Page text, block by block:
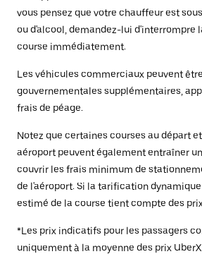
vous pensez que votre chauffeur est
ou d'alcool, demandez-lui d'interrompre
course immédiatement.
Les véhicules commerciaux peuvent
gouvernementales supplémentaires,
frais de péage.
Notez que certaines courses au départ
aéroport peuvent également entraîner
couvrir les frais minimum de
de l'aéroport. Si la tarification
estimé de la course tient compte des
*Les prix indicatifs pour les passagers
uniquement à la moyenne des prix